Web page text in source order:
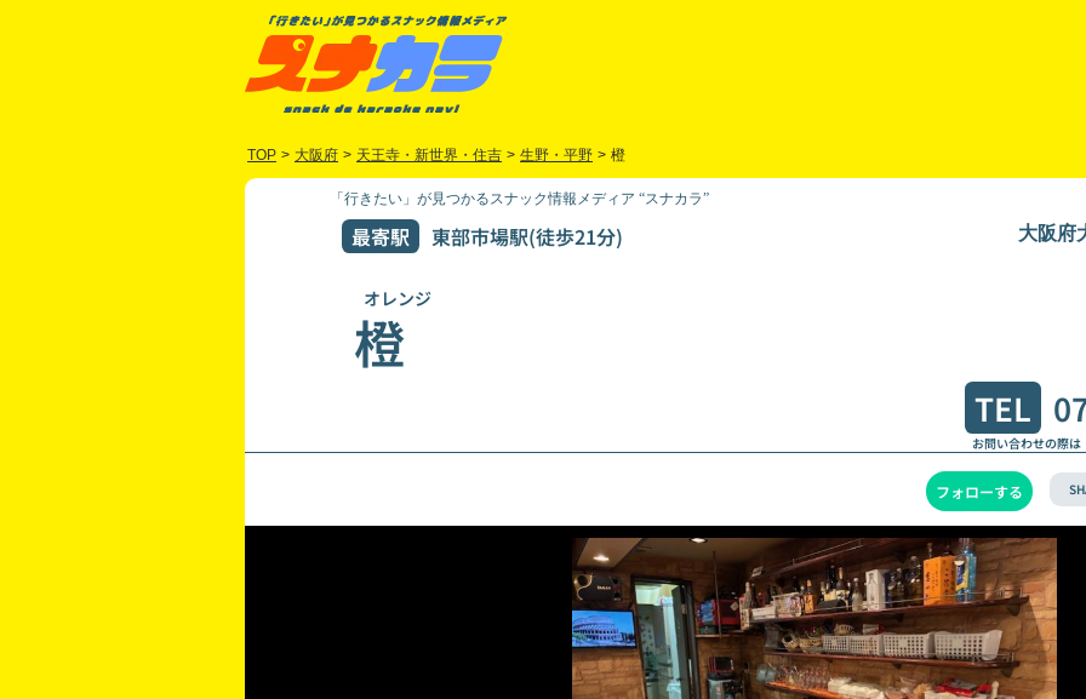
TOP > 大阪府 > 天王寺・新世界・住吉 > 生野・平野 > 橙
「行きたい」が見つかるスナック情報メディア “スナカラ”
最寄駅 東部市場駅(徒歩21分) 大阪府
オレンジ
橙
TEL
お問い合わせの際
フォローする